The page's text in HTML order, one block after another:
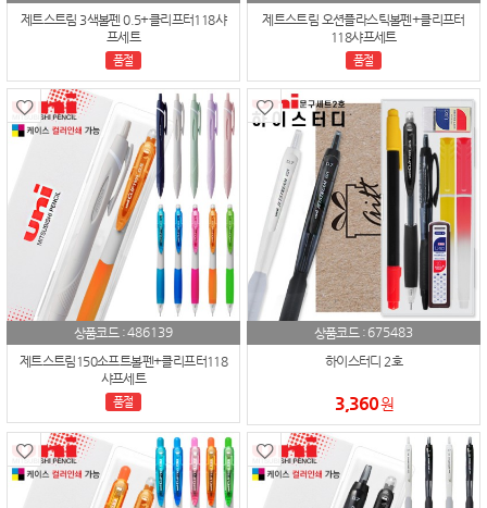
제트스트림 3색볼펜 0.5+클리프터118샤
프세트
품절
제트스트림 오션플라스틱볼펜+클리프터
118샤프세트
품절
상품코드 :486139
제트스트림150소프트볼펜+클리프터118
샤프세트
품절
상품코드 : 675483
하이스터디 2호
3,360원